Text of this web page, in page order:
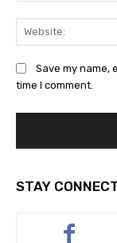
Save my name,
time I comment.
STAY